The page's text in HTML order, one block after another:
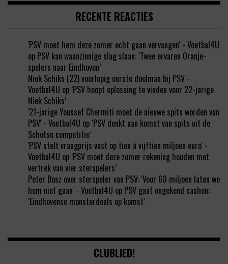
RECENTE REACTIES
'PSV moet hem deze zomer echt gaan vervangen' - Voetbal4U
op PSV kan waanzinnige slag slaan: ‘Twee ervaren Oranje-
spelers naar Eindhoven’
Niek Schiks (22) voorlopig eerste doelman bij PSV -
Voetbal4U op ‘PSV hoopt oplossing te vinden voor 22-jarige
Niek Schiks’
'21-jarige Youssef Chermiti moet de nieuwe spits worden van
PSV' - Voetbal4U op ‘PSV denkt aan komst van spits uit de
Schotse competitie’
'PSV stelt vraagprijs vast op tien á vijftien miljoen euro' -
Voetbal4U op ‘PSV moet deze zomer rekening houden met
vertrek van vier sterspelers’
Peter Bosz over sterspeler van PSV: 'Voor 60 miljoen laten we
hem niet gaan' - Voetbal4U op PSV gaat ongekend cashen:
‘Eindhovense monsterdeals op komst’
CLUBLIED!